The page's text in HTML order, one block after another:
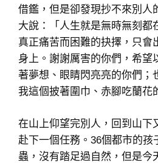
借鑑，但是卻發現抄不來別人
大說：「人生就是無時無刻都
真正痛苦而困難的抉擇，只會
身上。謝謝厲害的你們，希望
著夢想、眼睛閃亮亮的你們；
我這個披著圍巾、赤腳吃蘭花
在山上仰望完別人，回到山下
赴下一個任務。36個都市的孩
蟲，沒有踏足過自然，但是今